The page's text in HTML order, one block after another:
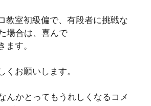
室初級偏で、有段者に挑戦な
場合は、喜んで
ます。
お願いします。
んかとってもうれしくなるコメ